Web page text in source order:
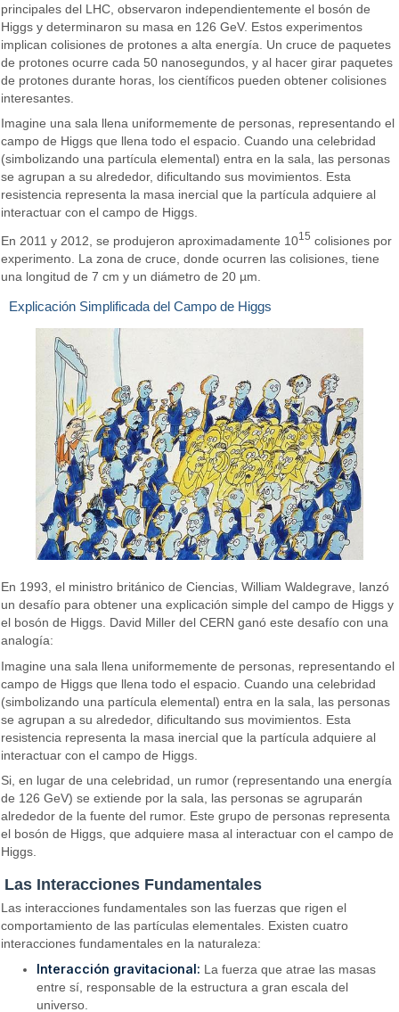
principales del LHC, observaron independientemente el bosón de
Higgs y determinaron su masa en 126 GeV. Estos experimentos
implican colisiones de protones a alta energía. Un cruce de paquetes
de protones ocurre cada 50 nanosegundos, y al hacer girar paquetes
de protones durante horas, los científicos pueden obtener colisiones
interesantes.
Imagine una sala llena uniformemente de personas, representando el
campo de Higgs que llena todo el espacio. Cuando una celebridad
(simbolizando una partícula elemental) entra en la sala, las personas
se agrupan a su alrededor, dificultando sus movimientos. Esta
resistencia representa la masa inercial que la partícula adquiere al
interactuar con el campo de Higgs.
En 2011 y 2012, se produjeron aproximadamente 1015 colisiones por
experimento. La zona de cruce, donde ocurren las colisiones, tiene
una longitud de 7 cm y un diámetro de 20 µm.
Explicación Simplificada del Campo de Higgs
En 1993, el ministro británico de Ciencias, William Waldegrave, lanzó
un desafío para obtener una explicación simple del campo de Higgs y
el bosón de Higgs. David Miller del CERN ganó este desafío con una
analogía:
Imagine una sala llena uniformemente de personas, representando el
campo de Higgs que llena todo el espacio. Cuando una celebridad
(simbolizando una partícula elemental) entra en la sala, las personas
se agrupan a su alrededor, dificultando sus movimientos. Esta
resistencia representa la masa inercial que la partícula adquiere al
interactuar con el campo de Higgs.
Si, en lugar de una celebridad, un rumor (representando una energía
de 126 GeV) se extiende por la sala, las personas se agruparán
alrededor de la fuente del rumor. Este grupo de personas representa
el bosón de Higgs, que adquiere masa al interactuar con el campo de
Higgs.
Las Interacciones Fundamentales
Las interacciones fundamentales son las fuerzas que rigen el
comportamiento de las partículas elementales. Existen cuatro
interacciones fundamentales en la naturaleza:
Interacción gravitacional: La fuerza que atrae las masas
entre sí, responsable de la estructura a gran escala del
universo.